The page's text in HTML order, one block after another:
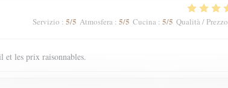
Servizio : 5/5 Atmosfera: 5/5 Cucina: 5/5 Qualità / Prezzo
et les prix raisonnables.